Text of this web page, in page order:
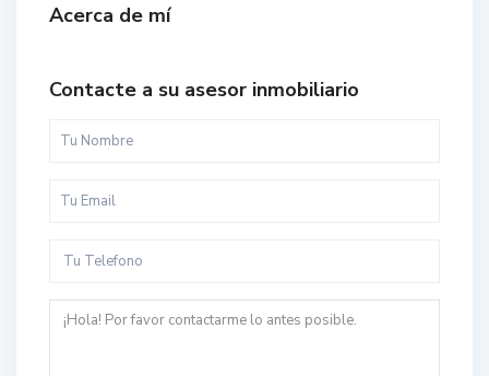
Acerca de mí
Contacte a su asesor inmobiliario